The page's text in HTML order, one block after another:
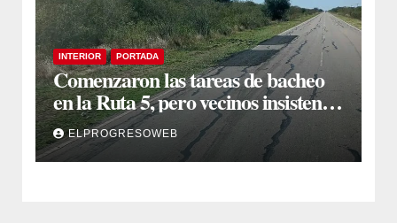
INTERIOR PORTADA
Comenzaron las tareas de bacheo
en la Ruta 5, pero vecinos insisten
en un reclamo integral
ELPROGRESOWEB